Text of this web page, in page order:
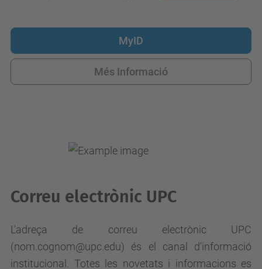
MyID
Més Informació
Correu electrònic UPC
L'adreça de correu electrònic UPC
(nom.cognom@upc.edu) és el canal d'informació
institucional. Totes les novetats i informacions es